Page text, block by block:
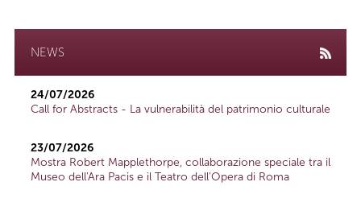
NEWS
24/07/2026
Call for Abstracts - La vulnerabilità del patrimonio culturale
23/07/2026
Mostra Robert Mapplethorpe, collaborazione speciale tra il
Museo dell'Ara Pacis e il Teatro dell'Opera di Roma